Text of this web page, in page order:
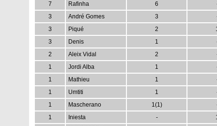
7
Rafinha 6
3
André Gomes 3
3
Piqué 2
3
Denis 1
2
Aleix Vidal 2
1
Jordi Alba 1
1
Mathieu 1
1
Umtiti 1
1
Mascherano 1(1)
1
Iniesta -